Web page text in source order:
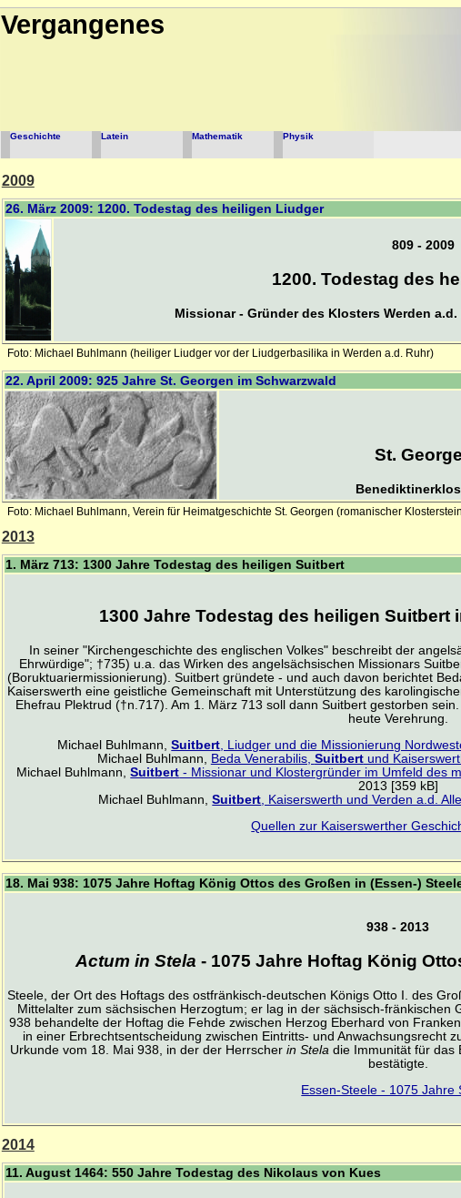
Vergangenes
Geschichte Latein Mathematik Physik
2009
26. März 2009: 1200. Todestag des heiligen Liudger
809 - 2009
1200. Todestag des
Missionar - Gründer des Klosters Werden
Foto: Michael Buhlmann (heiliger Liudger vor der Liudgerbasilika in Werden a.d. Ruhr)
22. April 2009: 925 Jahre St. Georgen im Schwarzwald
St.
Foto: Michael Buhlmann, Verein für Heimatgeschichte St. Georgen (romanischer
2013
1. März 713: 1300 Jahre Todestag des heiligen Suitbert
1300 Jahre Todestag des heiligen Suitbert
In seiner "Kirchengeschichte des englischen Volkes" beschreibt der
Ehrwürdige"; †735) u.a. das Wirken des angelsächsischen Missionars
(Boruktuariermissionierung). Suitbert gründete - und auch davon berichtet
Kaiserswerth eine geistliche Gemeinschaft mit Unterstützung des
Ehefrau Plektrud (†n.717). Am 1. März 713 soll dann Suitbert gestorben
heute Verehrung.
Michael Buhlmann,Suitbert , Liudger und die Missionierung
Michael Buhlmann,
Beda Venerabilis, Suitbertund
Michael Buhlmann,Suitbert - Missionar und Klostergründer im Umfeld des
2013 [359 kB]
Michael Buhlmann,Suitbert , Kaiserswerth und Verden a.d.
Quellen zur Kaiserswerther
18. Mai 938: 1075 Jahre Hoftag König Ottos des Großen in (Essen-)
938 - 2013
Actum in Stela - 1075 Jahre Hoftag König
Steele, der Ort des Hoftags des ostfränkisch-deutschen Königs Otto I. des
Mittelalter zum sächsischen Herzogtum; er lag in der sächsisch-
938 behandelte der Hoftag die Fehde zwischen Herzog Eberhard von
in einer Erbrechtsentscheidung zwischen Eintritts- und Anwachsungsrecht
Urkunde vom 18. Mai 938, in der der Herrscher in Stela die Immunität für das
bestätigte.
Essen-Steele - 1075 Jahre
2014
11. August 1464: 550 Jahre Todestag des Nikolaus von Kues